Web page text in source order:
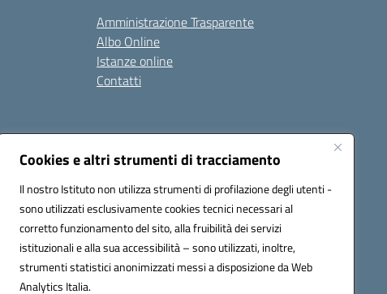
Cookies e altri strumenti di tracciamento
Il nostro Istituto non utilizza strumenti di profilazione degli utenti -
sono utilizzati esclusivamente cookies tecnici necessari al
corretto funzionamento del sito, alla fruibilità dei servizi
istituzionali e alla sua accessibilità – sono utilizzati, inoltre,
strumenti statistici anonimizzati messi a disposizione da Web
Analytics Italia.
Amministrazione Trasparente
Albo Online
Istanze online
Contatti
FGIC84600D@pec.istruzione.it